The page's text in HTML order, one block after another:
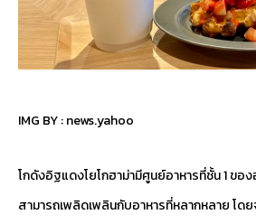
IMG BY :news.yahoo
โกดังอิฐแดงโยโกฮาม่ามีศูนย์อาหารที่ชั้น 1 ขอ
สามารถเพลิดเพลินกับอาหารที่หลากหลาย โดย